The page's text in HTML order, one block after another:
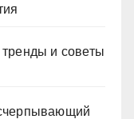
и советы